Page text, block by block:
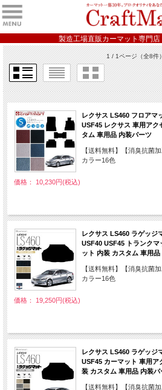
製造工場直販カーマット専門店
1 / 1ページ（全8件
レクサス LS460 フロアマ
USF45 レクサス 車用アク
タム 車用品 内装パーツ
【送料無料】【消臭抗菌
カラー16色
価格： 10,230円(税込)
レクサス LS460 ラゲッジ
USF40 USF45 トランク
ット 内装 カスタム 車用
【送料無料】【消臭抗菌
カラー16色
価格： 19,250円(税込)
レクサス LS460 ラゲッジ
USF45 カーマット 車用ア
装 カスタム 車用品 内装パ
【送料無料】【消臭抗菌